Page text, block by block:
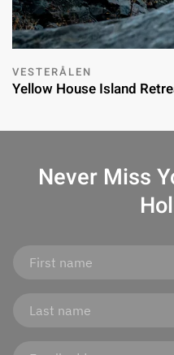
VESTERÅLEN
Yellow House Island
Never Miss